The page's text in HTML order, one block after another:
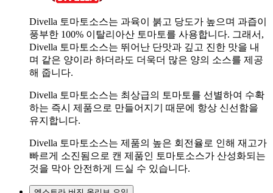
Divella 토마토소스는 과육이 붉고 당도가 높으며 과즙이
풍부한 100% 이탈리아산 토마토를 사용합니다. 그래서,
Divella 토마토소스는 뛰어난 단맛과 깊고 진한 맛을 내
며 같은 양이라 하더라도 더욱더 많은 양의 소스를 제공
해 줍니다.
Divella 토마토소스는 최상급의 토마토를 선별하여 수확
하는 즉시 제품으로 만들어지기 때문에 항상 신선함을
유지합니다.
Divella 토마토소스는 제품의 높은 회전율로 인해 재고가
빠르게 소진됨으로 캔 제품인 토마토소스가 산성화되는
것을 막아 안전하게 드실 수 있습니다.